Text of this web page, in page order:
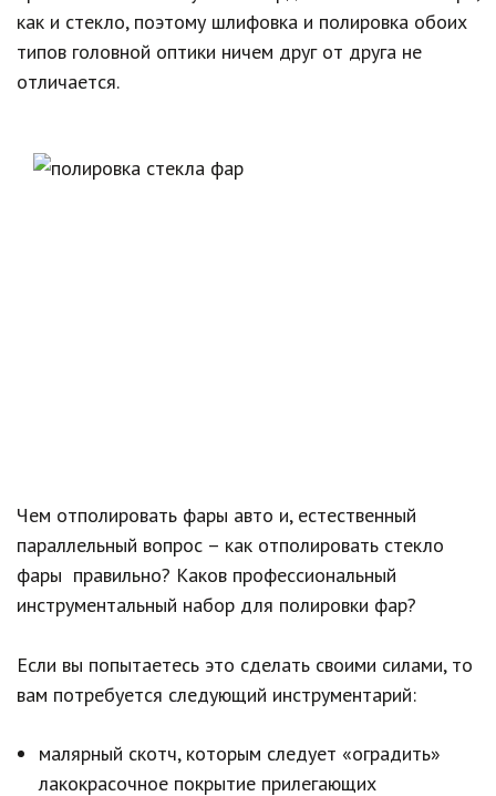
как и стекло, поэтому шлифовка и полировка обоих
типов головной оптики ничем друг от друга не
отличается.
Чем отполировать фары авто и, естественный
параллельный вопрос – как отполировать стекло
фары правильно? Каков профессиональный
инструментальный набор для полировки фар?
Если вы попытаетесь это сделать своими силами, то
вам потребуется следующий инструментарий:
малярный скотч, которым следует «оградить»
лакокрасочное покрытие прилегающих